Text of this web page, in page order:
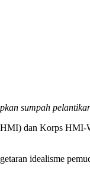
sumpah
dan Korps
idealisme